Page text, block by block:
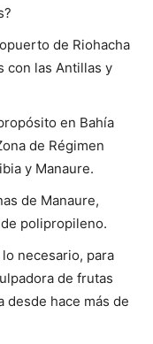
de Riohacha
con las Antillas y
en Bahía
de Régimen
y Manaure.
de Manaure,
polipropileno.
necesario, para
de frutas
desde hace más de